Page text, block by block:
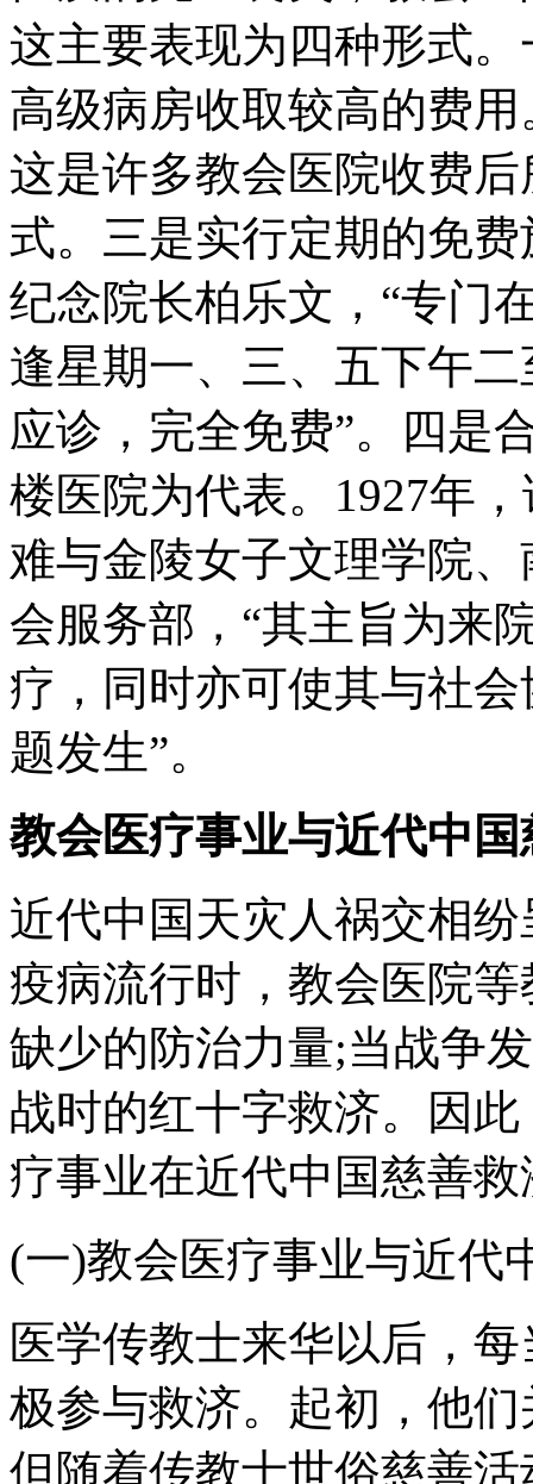
这主要表现为四种形式
高级病房收取较高的费
这是许多教会医院收费
式。三是实行定期的免
纪念院长柏乐文，“专门
逢星期一、三、五下午
应诊，完全免费”。四是
楼医院为代表。1927年
难与金陵女子文理学院
会服务部，“其主旨为来
疗，同时亦可使其与社
题发生”。
教会医疗事业与近代中
近代中国天灾人祸交相
疫病流行时，教会医院
缺少的防治力量;当战争
战时的红十字救济。因
疗事业在近代中国慈善
(一)教会医疗事业与近代
医学传教士来华以后，
极参与救济。起初，他
但随着传教士世俗慈善